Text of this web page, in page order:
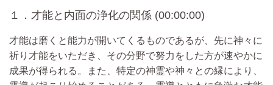
１．才能と内面の浄化の関係 (00:00:00)
才能は磨くと能力が開いてくるものであるが、先に神々に
祈り才能をいただき、その分野で努力をした方が速やかに
成果が得られる。また、特定の神霊や神々との縁により、